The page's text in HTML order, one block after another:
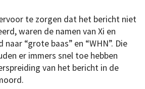
te zorgen dat het bericht niet
waren de namen van Xi en
naar “grote baas” en “WHN”. Die
er immers snel toe hebben
van het bericht in de